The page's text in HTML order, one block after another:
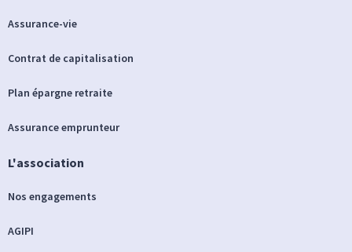
Assurance-vie
Contrat de capitalisation
Plan épargne retraite
Assurance emprunteur
L'association
Nos engagements
AGIPI